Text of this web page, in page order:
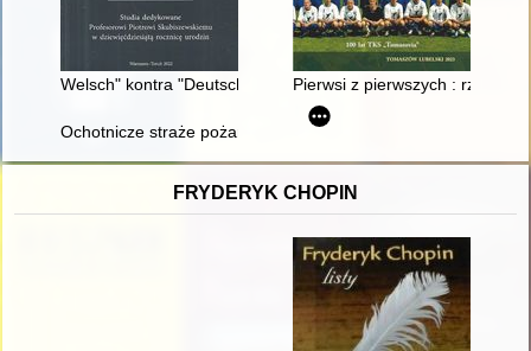
Welsch" kontra "Deutsch": nowa rzeźba kolekcjonerska w
Pierwsi z pierwszych : rzecz o
Ochotnicze straże pożarne regionu podbabiogórskiego
FRYDERYK CHOPIN